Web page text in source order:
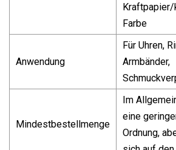
Farbe
Anwendung
Für Uhren,
Armbänder,
Mindestbestellmenge
Im
eine
Ordnung,